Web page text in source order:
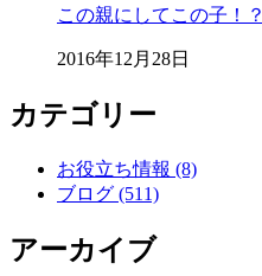
この親にしてこの子！？
2016年12月28日
カテゴリー
お役立ち情報 (8)
ブログ (511)
アーカイブ